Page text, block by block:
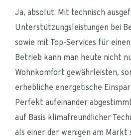
Ja, absolut. Mit technisch
Unterstützungsleistungen bei
sowie mit Top-Services für
Betrieb kann man heute nicht
Wohnkomfort gewährleisten,
erhebliche energetische
Perfekt aufeinander
auf Basis klimafreundlicher
als einer der wenigen am Markt